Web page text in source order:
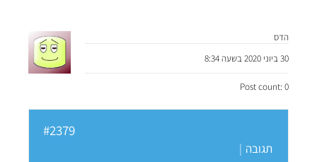
הדס
30 ביוני 2020 בשעה 8:34
Post count: 0
#2379
תגובה |